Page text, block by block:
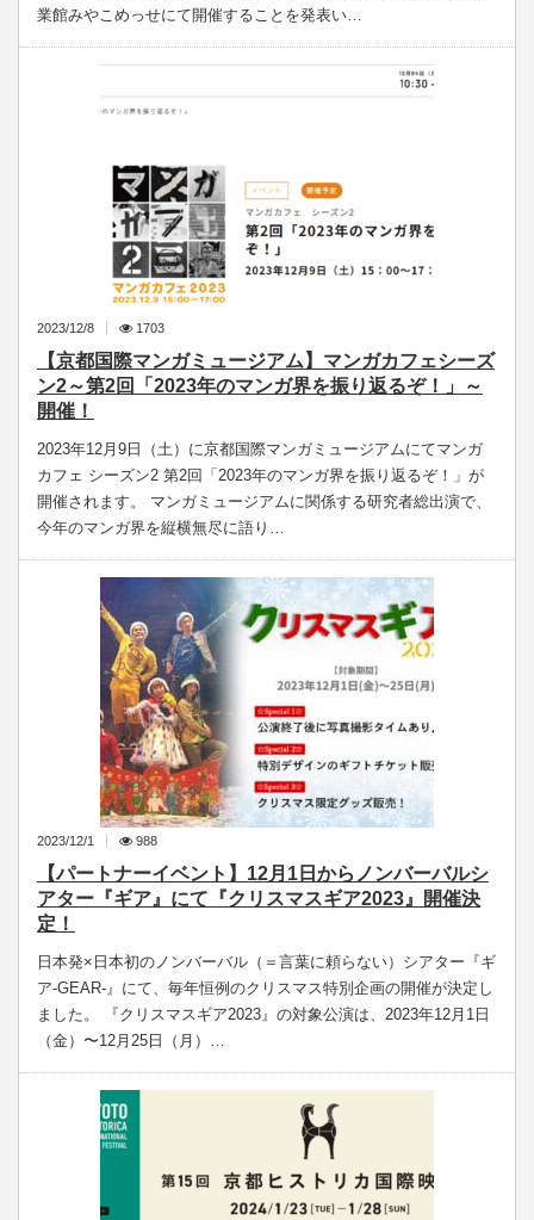
業館みやこめっせにて開催することを発表い…
2023/12/8 1703
【京都国際マンガミュージアム】マンガカフェシーズ
ン2～第2回「2023年のマンガ界を振り返るぞ！」～
開催！
2023年12月9日（土）に京都国際マンガミュージアムにてマンガ
カフェ シーズン2 第2回「2023年のマンガ界を振り返るぞ！」が
開催されます。 マンガミュージアムに関係する研究者総出演で、
今年のマンガ界を縦横無尽に語り…
2023/12/1 988
【パートナーイベント】12月1日からノンバーバルシ
アター『ギア』にて『クリスマスギア2023』開催決
定！
日本発×日本初のノンバーバル（＝言葉に頼らない）シアター『ギ
ア-GEAR-』にて、毎年恒例のクリスマス特別企画の開催が決定し
ました。 『クリスマスギア2023』の対象公演は、2023年12月1日
（金）〜12月25日（月）…